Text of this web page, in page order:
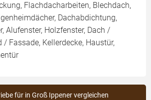
Flachdacharbeiten, Blechdach,
Dachabdichtung,
Alufenster, Holzfenster, Dach /
/ Fassade, Kellerdecke, Haustür,
für in Groß Ippener vergleichen